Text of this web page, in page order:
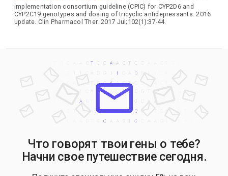
implementation consortium guideline (CPIC) for CYP2D6 and
CYP2C19 genotypes and dosing of tricyclic antidepressants: 2016
update. Clin Pharmacol Ther. 2017 Jul;102(1):37-44.
Что говорят твои гены о тебе?
Начни свое путешествие сегодня.